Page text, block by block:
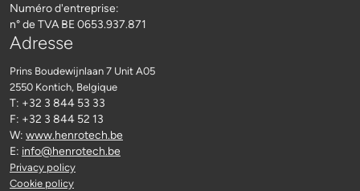
Numéro d'entreprise:
n° de TVA BE 0653.937.871
Adresse
Prins Boudewijnlaan 7 Unit A05
2550 Kontich, Belgique
T: +32 3 844 53 33
F: +32 3 844 52 13
W: www.henrotech.be
E: info@henrotech.be
Privacy policy
Cookie policy